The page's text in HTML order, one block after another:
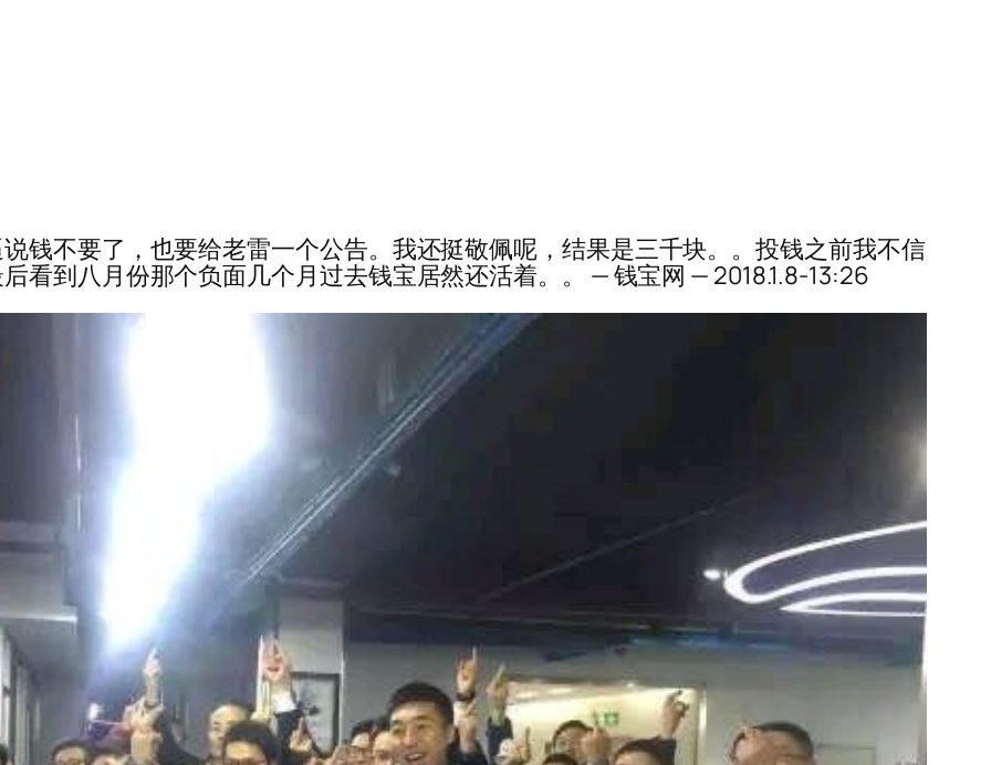
钱不要了，也要给老雷一个公告。我还挺敬佩呢，结果是三千块。。投钱之前我不信
看到八月份那个负面几个月过去钱宝居然还活着。。 — 钱宝网 — 2018.1.8-13:26